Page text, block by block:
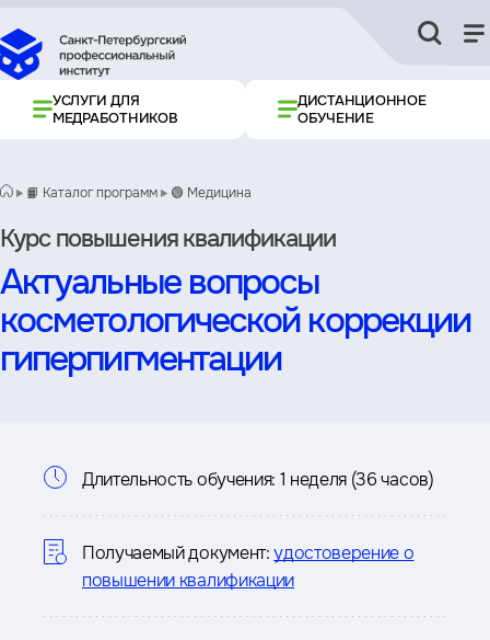
УСЛУГИ ДЛЯ
МЕДРАБОТНИКОВ
ДИСТАНЦИОННОЕ
ОБУЧЕНИЕ
📙 Каталог программ 🟢 Медицина
Курс повышения квалификации
Актуальные вопросы
косметологической коррекции
гиперпигментации
Информация
о
курсе
Длительность обучения: 1 неделя (36 часов)
Получаемый документ: удостоверение о
повышении квалификации